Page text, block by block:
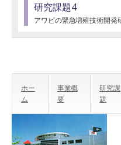
研究課題4
アワビの緊急増殖技術開発
ホー
ム
事業概
要
研究課
題